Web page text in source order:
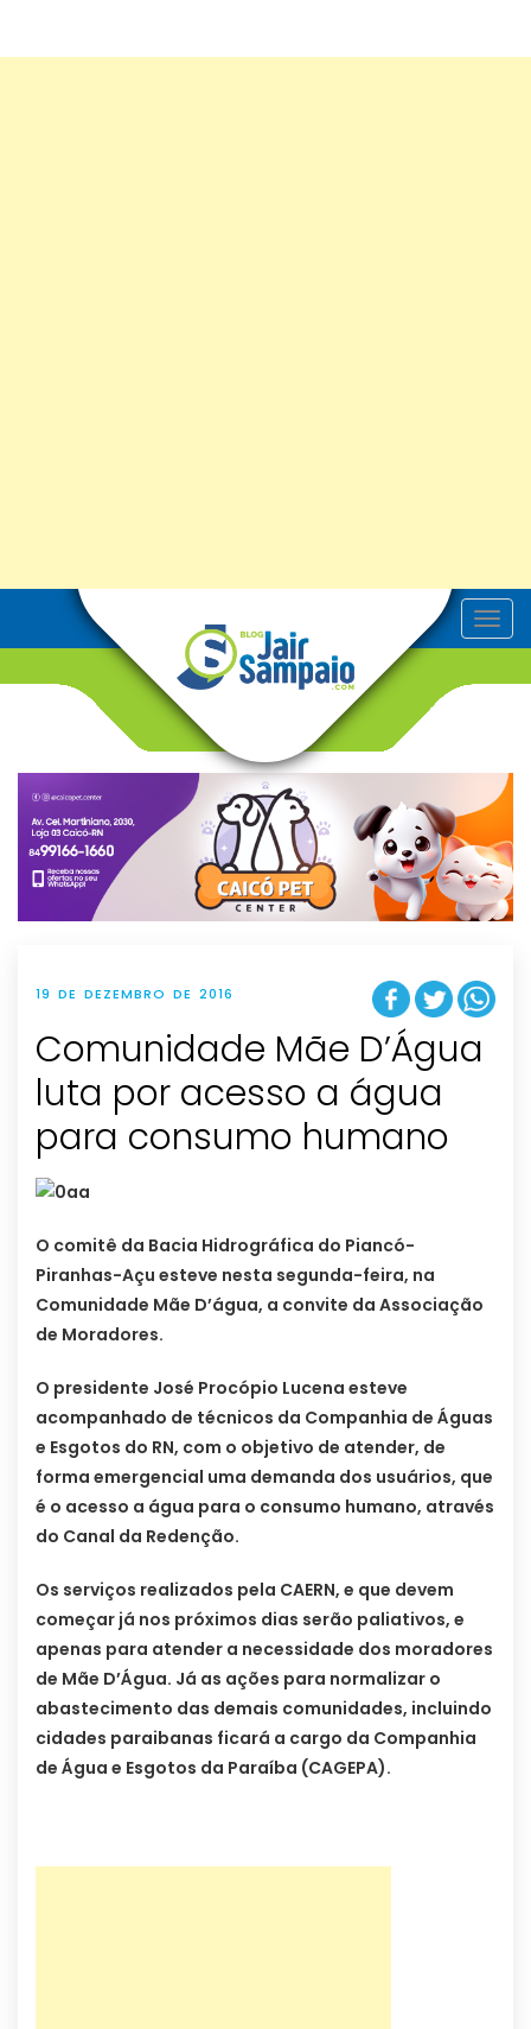
T
o
v
g
t
i
o
n
19 DE DEZEMBRO DE 2016
Comunidade Mãe D’Água
luta por acesso a água
para consumo humano
O comitê da Bacia Hidrográfica do Piancó-
Piranhas-Açu esteve nesta segunda-feira, na
Comunidade Mãe D’água, a convite da Associação
de Moradores.
O presidente José Procópio Lucena esteve
acompanhado de técnicos da Companhia de Águas
e Esgotos do RN, com o objetivo de atender, de
forma emergencial uma demanda dos usuários, que
é o acesso a água para o consumo humano, através
do Canal da Redenção.
Os serviços realizados pela CAERN, e que devem
começar já nos próximos dias serão paliativos, e
apenas para atender a necessidade dos moradores
de Mãe D’Água. Já as ações para normalizar o
abastecimento das demais comunidades, incluindo
cidades paraibanas ficará a cargo da Companhia
de Água e Esgotos da Paraíba (CAGEPA).